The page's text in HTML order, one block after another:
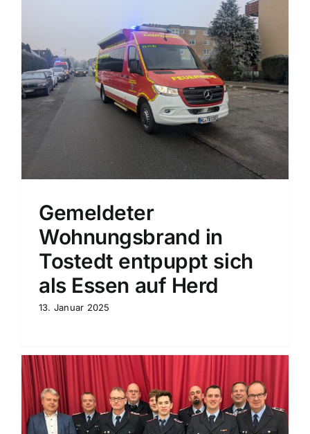
Gemeldeter
Wohnungsbrand in
Tostedt entpuppt sich
als Essen auf Herd
13. Januar 2025